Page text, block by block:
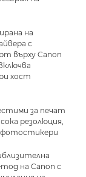
на
с
върху Canon
хост
за печат
резолюция,
фотостикери
на Canon с